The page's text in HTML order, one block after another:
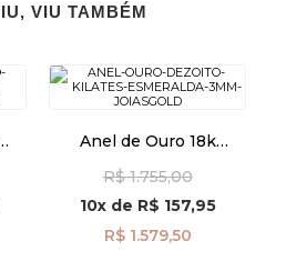
VIU TAMBÉM
Anel de Ouro 18k
an42014
R$ 1.755,00
10xde R$ 157,95
R$ 1.579,50